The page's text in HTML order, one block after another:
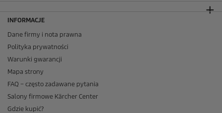
INFORMACJE
Dane firmy i nota prawna
Polityka prywatności
Warunki gwarancji
Mapa strony
FAQ – często zadawane pytania
Salony firmowe Kärcher Center
Gdzie kupić?